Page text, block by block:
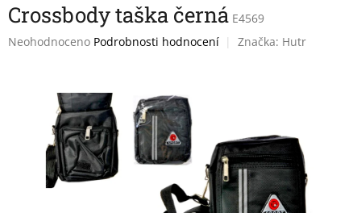
Crossbody taška černá E4569
Průměrné
hvězdiček.
Neohodnoceno Podrobnosti hodnocení Značka: Hutr